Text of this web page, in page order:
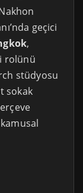
geçici
,
rolünü
stüdyosu
sokak